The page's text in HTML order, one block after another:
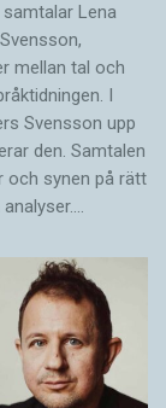
Lena
mellan tal och
I
Svensson upp
den. Samtalen
och synen på rätt